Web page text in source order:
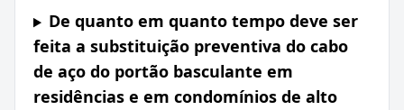
De quanto em quanto tempo deve ser
feita a substituição preventiva do cabo
de aço do portão basculante em
residências e em condomínios de alto